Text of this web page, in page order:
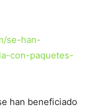
se-han-
con-paquetes-
han beneficiado